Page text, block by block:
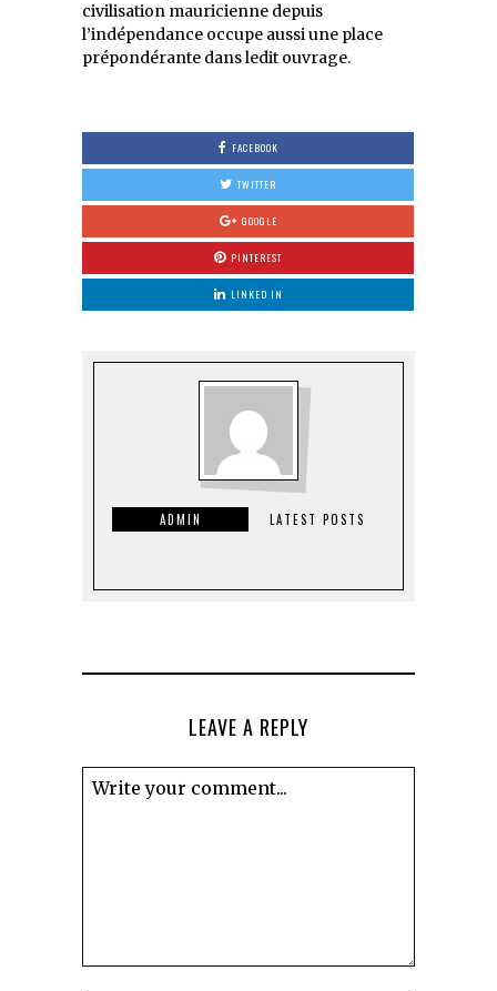
civilisation mauricienne depuis
l’indépendance occupe aussi une place
prépondérante dans ledit ouvrage.
FACEBOOK
TWITTER
GOOGLE
PINTEREST
LINKED IN
ADMIN LATEST POSTS
LEAVE A REPLY